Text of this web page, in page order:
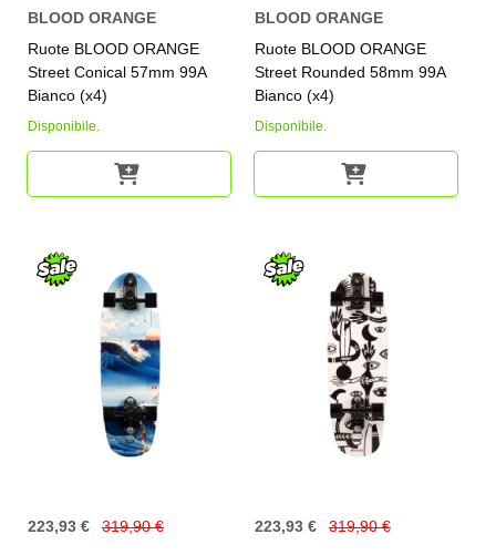
BLOOD ORANGE
Ruote BLOOD ORANGE
Street Conical 57mm 99A
Bianco (x4)
Disponibile.
BLOOD ORANGE
Ruote BLOOD ORANGE
Street Rounded 58mm 99A
Bianco (x4)
Disponibile.
223,93 € 319,90 € 223,93 € 319,90 €